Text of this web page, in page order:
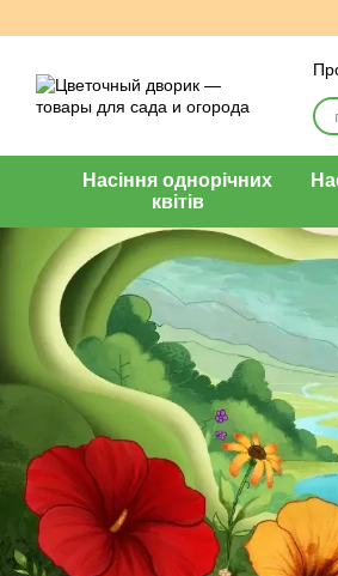
Насіння однорічних
квітів